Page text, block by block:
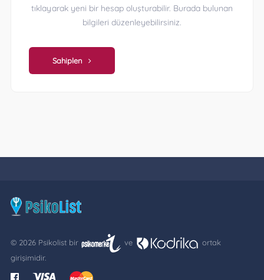
tıklayarak yeni bir hesap oluşturabilir. Burada bulunan
bilgileri düzenleyebilirsiniz.
Sahiplen
© 2026 Psikolist bir ve
ortak
girişimidir.